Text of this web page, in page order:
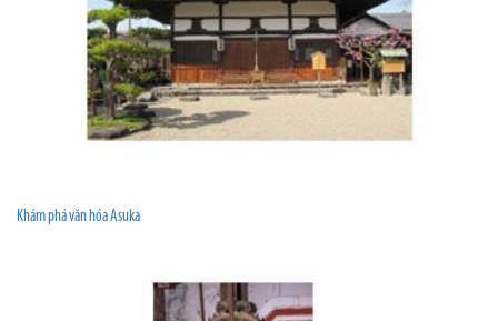
Khám phá văn hóa Asuka